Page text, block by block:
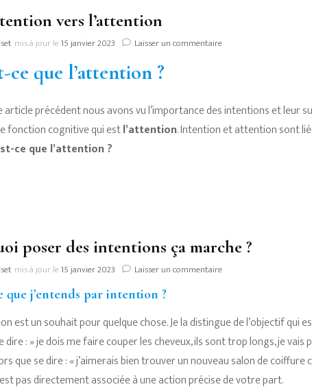
vers l’attention
mis à jour le15 janvier 2023 Laisser un commentairesur
ce que l’attention ?
précédent nous avons vu l’importance des intentions et leur
fonction cognitive qui estl’attention. Intention et attention sont
ce que l’attention ?
poser des intentions ça marche ?
mis à jour le15 janvier 2023 Laisser un commentairesur
intentions
ça
marche
?
que j’entends par intention ?
est un souhait pour quelque chose. Je la distingue de l’objectif qui
dire : » je dois me faire couper les cheveux, ils sont trop longs, je
que se dire : « j’aimerais bien trouver un nouveau salon de
pas directement associée à une action précise de votre part.